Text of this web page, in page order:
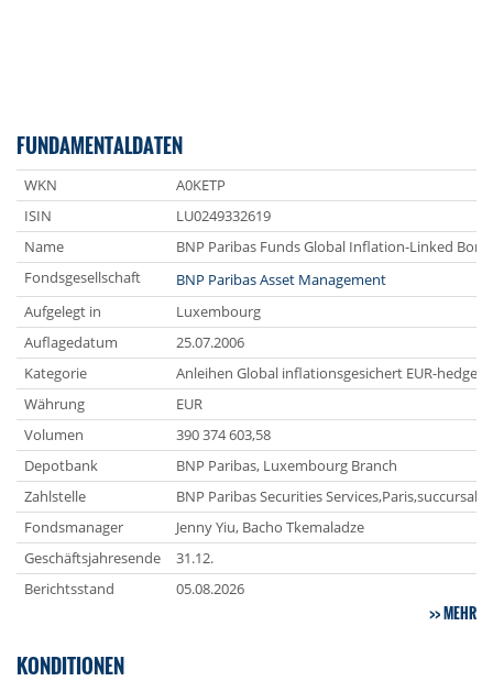
FUNDAMENTALDATEN
WKN
A0KETP
ISIN
LU0249332619
Name
BNP Paribas Funds Global Inflation-Linked
Fondsgesellschaft
BNP Paribas Asset Management
Aufgelegt in
Luxembourg
Auflagedatum
25.07.2006
Kategorie
Anleihen Global inflationsgesichert EUR-hedged
Währung
EUR
Volumen
390 374 603,58
Depotbank
BNP Paribas, Luxembourg Branch
Zahlstelle
BNP Paribas Securities Services,Paris,succursale
Fondsmanager
Jenny Yiu, Bacho Tkemaladze
Geschäftsjahresende
31.12.
Berichtsstand
05.08.2026
MEHR
KONDITIONEN